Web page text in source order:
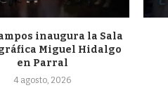
inaugura la Sala
Miguel Hidalgo
en Parral
4 agosto, 2026